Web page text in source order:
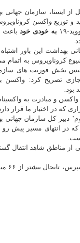
از ایسنا، سازمان جهانی
و توزیع واکسن
۱۹
به خودی خودباعث
بهداشت این باور
کروناویروس به اتمام
بخش فوریت های
تصریح کرد: واکسن
واکسن و مبادرت به
که در اختیار ما
دبیر کل سازمان
در انتهای مسیر پیش رو
از مناطق شاهد